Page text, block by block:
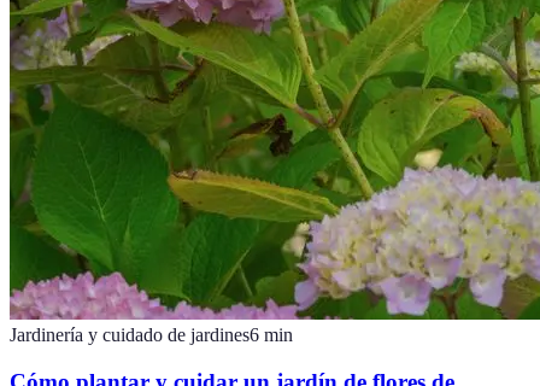
Jardinería y cuidado de jardines6 min